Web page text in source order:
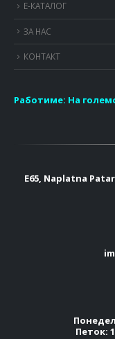
Е-КАТАЛОГ
ЗА НАС
КОНТАКТ
Работиме: На
E65, Naplatna
Петок: